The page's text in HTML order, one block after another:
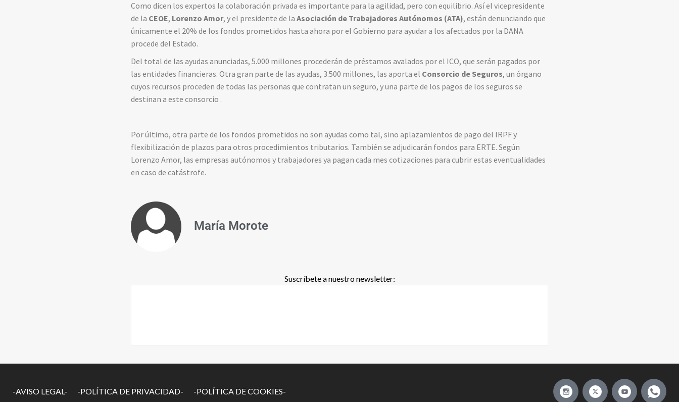
Como dicen los expertos la colaboración privada es importante para la agilidad, pero con equilibrio. Así el vicepresidente
de la CEOE, Lorenzo Amor, y el presidente de laAsociación de Trabajadores Autónomos (ATA), están denunciando que
únicamente el 20% de los fondos prometidos hasta ahora por el Gobierno para ayudar a los afectados por la DANA
procede del Estado.
Del total de las ayudas anunciadas, 5.000 millones procederán de préstamos avalados por el ICO, que serán pagados por
las entidades financieras. Otra gran parte de las ayudas, 3.500 millones, las aporta el Consorcio de Seguros, un órgano
cuyos recursos proceden de todas las personas que contratan un seguro, y una parte de los pagos de los seguros se
destinan a este consorcio .
Por último, otra parte de los fondos prometidos no son ayudas como tal, sino aplazamientos de pago del IRPF y
flexibilización de plazos para otros procedimientos tributarios. También se adjudicarán fondos para ERTE. Según
Lorenzo Amor, las empresas autónomos y trabajadores ya pagan cada mes cotizaciones para cubrir estas eventualidades
en caso de catástrofe.
María Morote
Suscríbete a nuestro newsletter:
-AVISO LEGAL- -POLÍTICA DE PRIVACIDAD- -POLÍTICA DE COOKIES-